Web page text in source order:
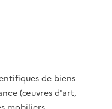
de biens
(œuvres d'art,